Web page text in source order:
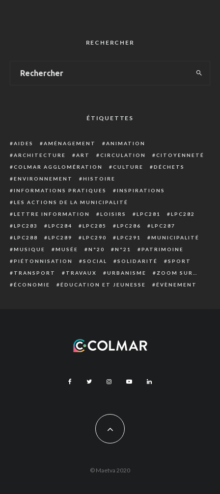
RECHERCHER
ÉTIQUETTES
AIDES AMÉNAGEMENT
ANIMATION
ARCHITECTURE
ART CIRCULATION
CITOYENNETÉ
COLMAR AGGLOMÉRATION
CULTURE
DÉCHETS
ENVIRONNEMENT
HISTOIRE
INFORMATIONS PRATIQUES
INSPIRATIONS
LES ACTIONS DE LA MUNICIPALITÉ
LETTRE INFORMATION
LOISIRS LPC281
LPC282
LPC283
LPC284 LPC285 LPC286
LPC287
LPC288
LPC289 LPC290 LPC291
MUNICIPALITÉ
MUSIQUE
MUSÉE N°20 N°21
PATRIMOINE
PIÉTONNISATION
SOCIAL SOLIDARITÉ
SPORT
TRANSPORT
TRAVAUX URBANISME
ZOOM SUR…
ÉCONOMIE
ÉDUCATION ET JEUNESSE ÉVÈNEMENT
© Maetva 2020